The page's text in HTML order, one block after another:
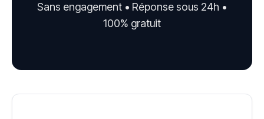
Sans engagement • Réponse sous 24h •
100% gratuit